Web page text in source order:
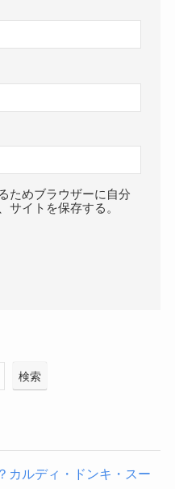
ためブラウザーに自分
サイトを保存する。
検索
カルディ・ドンキ・スー